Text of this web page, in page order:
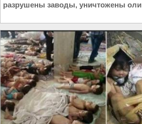
разрушены заводы, уничтожены